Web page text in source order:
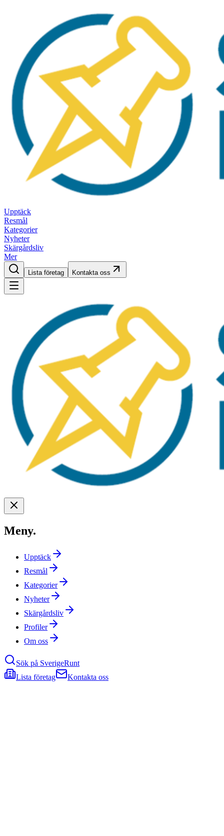
Upptäck
Resmål
Kategorier
Nyheter
Skärgårdsliv
Mer
Lista företag Kontakta oss
Meny.
Upptäck
Resmål
Kategorier
Nyheter
Skärgårdsliv
Profiler
Om oss
Sök på SverigeRunt
Lista företag
Kontakta oss